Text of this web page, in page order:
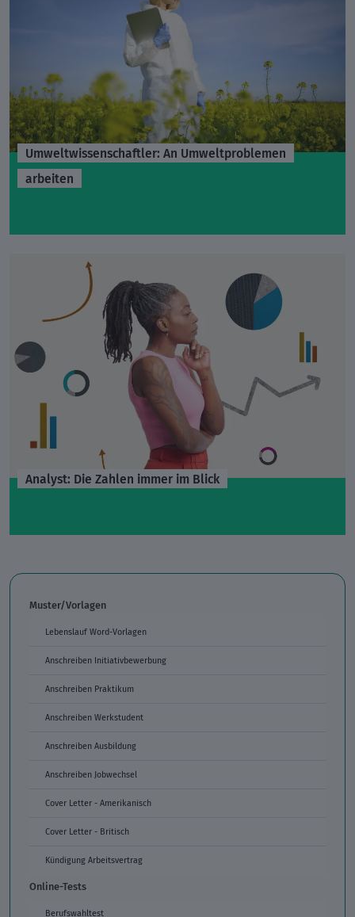
Umweltwissenschaftler: An Umweltproblemen
arbeiten
Analyst: Die Zahlen immer im Blick
Muster/Vorlagen
Lebenslauf Word-Vorlagen
Anschreiben Initiativbewerbung
Anschreiben Praktikum
Anschreiben Werkstudent
Anschreiben Ausbildung
Anschreiben Jobwechsel
Cover Letter - Amerikanisch
Cover Letter - Britisch
Kündigung Arbeitsvertrag
Online-Tests
Berufswahltest